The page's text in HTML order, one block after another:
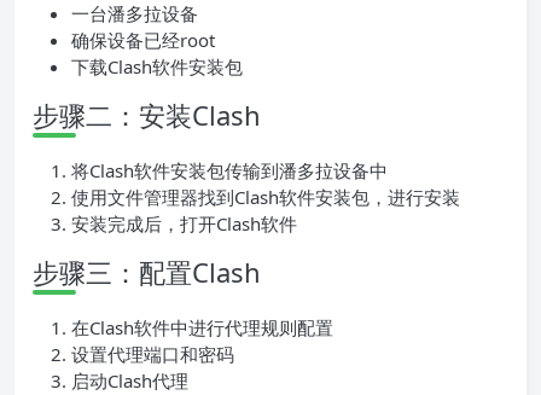
一台潘多拉设备
确保设备已经root
下载Clash软件安装包
步骤二：安装Clash
将Clash软件安装包传输到潘多拉设备中
使用文件管理器找到Clash软件安装包，进行安装
安装完成后，打开Clash软件
步骤三：配置Clash
在Clash软件中进行代理规则配置
设置代理端口和密码
启动Clash代理